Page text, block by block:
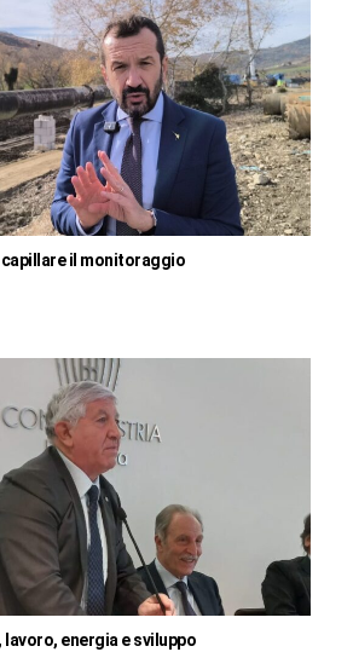
capillare il monitoraggio
energia e sviluppo